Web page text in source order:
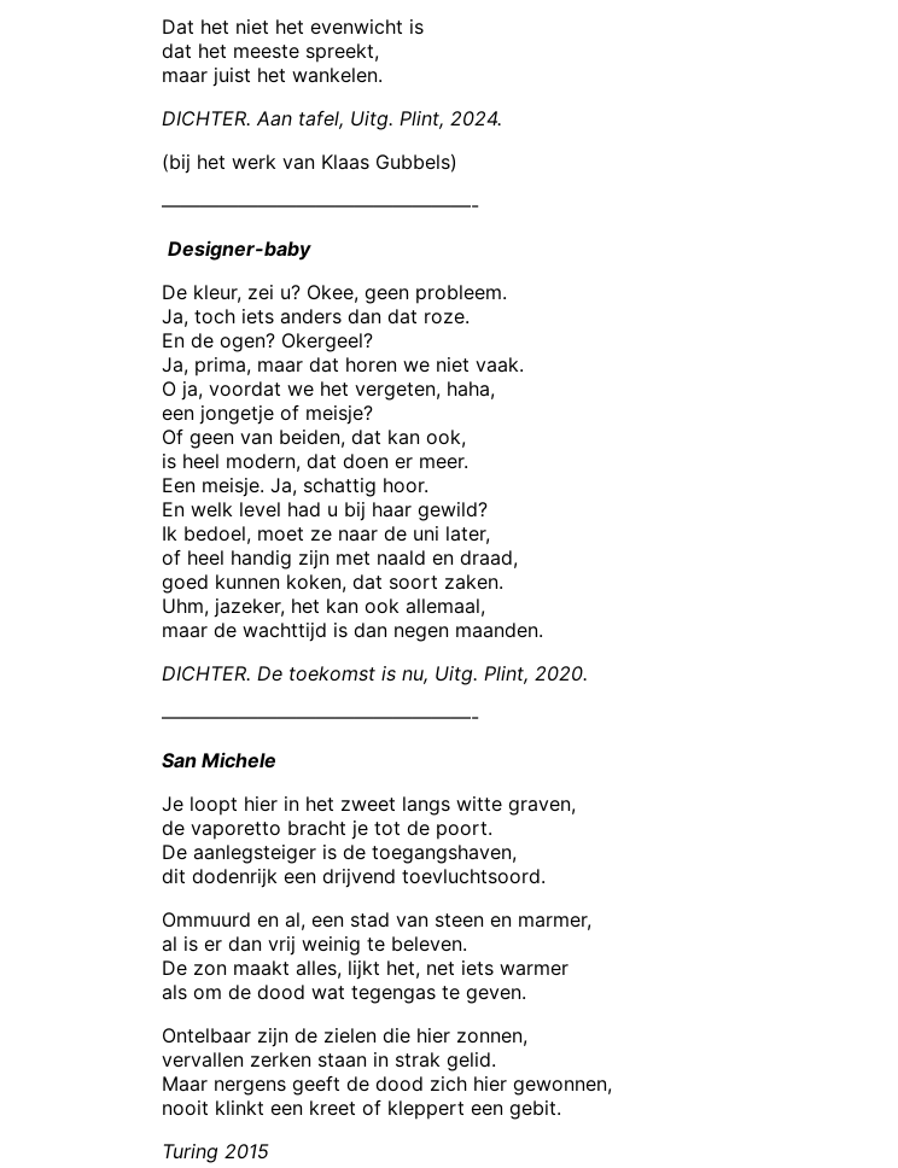
Dat het niet het evenwicht is
dat het meeste spreekt,
maar juist het wankelen.
DICHTER. Aan tafel, Uitg. Plint, 2024.
(bij het werk van Klaas Gubbels)
————————————————-
Designer-baby
De kleur, zei u? Okee, geen probleem.
Ja, toch iets anders dan dat roze.
En de ogen? Okergeel?
Ja, prima, maar dat horen we niet vaak.
O ja, voordat we het vergeten, haha,
een jongetje of meisje?
Of geen van beiden, dat kan ook,
is heel modern, dat doen er meer.
Een meisje. Ja, schattig hoor.
En welk level had u bij haar gewild?
Ik bedoel, moet ze naar de uni later,
of heel handig zijn met naald en draad,
goed kunnen koken, dat soort zaken.
Uhm, jazeker, het kan ook allemaal,
maar de wachttijd is dan negen maanden.
DICHTER. De toekomst is nu, Uitg. Plint, 2020.
————————————————-
San Michele
Je loopt hier in het zweet langs witte graven,
de vaporetto bracht je tot de poort.
De aanlegsteiger is de toegangshaven,
dit dodenrijk een drijvend toevluchtsoord.
Ommuurd en al, een stad van steen en marmer,
al is er dan vrij weinig te beleven.
De zon maakt alles, lijkt het, net iets warmer
als om de dood wat tegengas te geven.
Ontelbaar zijn de zielen die hier zonnen,
vervallen zerken staan in strak gelid.
Maar nergens geeft de dood zich hier gewonnen,
nooit klinkt een kreet of kleppert een gebit.
Turing 2015